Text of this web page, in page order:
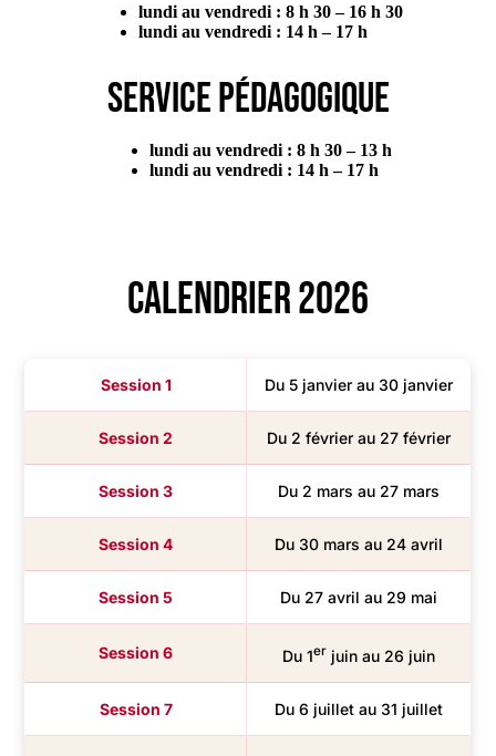
lundi au vendredi : 8 h 30 – 16 h 30
lundi au vendredi : 14 h – 17 h
Service pédagogique
lundi au vendredi : 8 h 30 – 13 h
lundi au vendredi : 14 h – 17 h
Calendrier 2026
Session 1 Du 5 janvier au 30 janvier
Session 2 Du 2 février au 27 février
Session 3 Du 2 mars au 27 mars
Session 4 Du 30 mars au 24 avril
Session 5 Du 27 avril au 29 mai
Session 6 Du 1er juin au 26 juin
Session 7 Du 6 juillet au 31 juillet